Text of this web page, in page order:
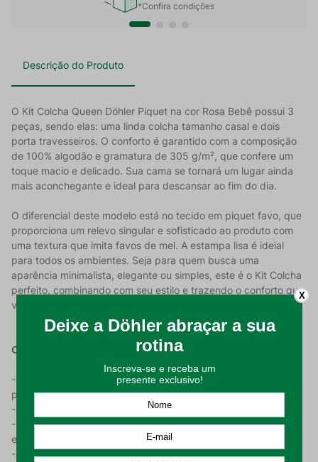
*Confira condições
Descrição do Produto
O Kit Colcha Queen Döhler Piquet na cor Rosa Bebê possui 3
peças, sendo elas: uma linda colcha tamanho casal e dois
porta travesseiros. O conforto é garantido com a composição
de 100% algodão e gramatura de 305 g/m², que confere um
toque macio e delicado. Sua cama se tornará um lugar ainda
mais aconchegante e ideal para descansar ao fim do dia.
O diferencial deste modelo está no tecido em piquet favo, que
proporciona um relevo singular e sofisticado ao produto com
uma textura que imita favos de mel. A estampa lisa é ideial
para todos os ambientes. Seja para quem busca uma
aparência minimalista, elegante ou simples, este é o Kit Colcha
perfeito, combinando com seu estilo e trazendo o conforto que
você busca.
Características do Produto:
- Produzido em algodão 100%m coferindo um toque suave ao
produto;
- Possui gramatura de 305 g/m²;
- Apresenta estampa lisa e tecido em piquet favo, levando
elegância ao seu ambiente;
- Tecido pré-encolhido, o que impede que as medidas sejam
X